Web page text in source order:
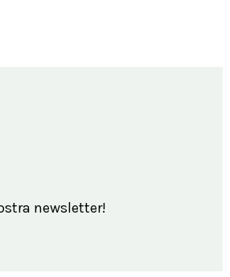
newsletter!